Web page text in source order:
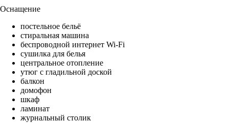
Оснащение
постельное бельё
стиральная машина
беспроводной интернет Wi-Fi
сушилка для белья
центральное отопление
утюг с гладильной доской
балкон
домофон
шкаф
ламинат
журнальный столик